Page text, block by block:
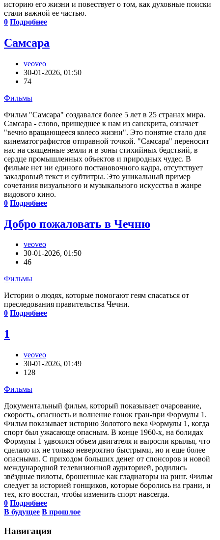
историю его жизни и повествует о том, как духовные поиски
стали важной ее частью.
0 Подробнее
Самсара
veoveo
30-01-2026, 01:50
74
Фильмы
Фильм "Самсара" создавался более 5 лет в 25 странах мира.
Самсара - слово, пришедшее к нам из санскрита, означает
"вечно вращающееся колесо жизни". Это понятие стало для
кинематографистов отправной точкой. "Самсара" переносит
нас на священные земли и в зоны стихийных бедствий, в
сердце промышленных объектов и природных чудес. В
фильме нет ни единого постановочного кадра, отсутствует
закадровый текст и субтитры. Это уникальный пример
сочетания визуального и музыкального искусства в жанре
видового кино.
0 Подробнее
Добро пожаловать в Чечню
veoveo
30-01-2026, 01:50
46
Фильмы
Истории о людях, которые помогают геям спасаться от
преследования правительства Чечни.
0 Подробнее
1
veoveo
30-01-2026, 01:49
128
Фильмы
Документальный фильм, который показывает очарование,
скорость, опасность и волнение гонок гран-при Формулы 1.
Фильм показывает историю Золотого века Формулы 1, когда
спорт был ужасающе опасным. В конце 1960-х, на болидах
Формулы 1 удвоился объем двигателя и выросли крылья, что
сделало их не только невероятно быстрыми, но и еще более
опасными. С приходом больших денег от спонсоров и новой
международной телевизионной аудиторией, родились
звёздные пилоты, брошенные как гладиаторы на ринг. Фильм
следует за историей гонщиков, которые боролись на грани, и
тех, кто восстал, чтобы изменить спорт навсегда.
0 Подробнее
В будущее В прошлое
Навигация